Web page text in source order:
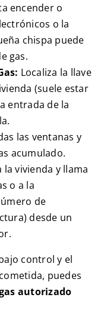
encender o
o la
chispa puede
gas.
Localiza la llave
(suele estar
entrada de la
las ventanas y
acumulado.
la vivienda y llama
o a la
de
desde un
control y el
puedes
autorizado